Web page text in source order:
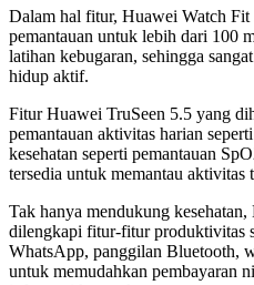
Dalam hal fitur, Huawei Watch
pemantauan untuk lebih dari 100
latihan kebugaran, sehingga
hidup aktif.
Fitur Huawei TruSeen 5.5 yang
pemantauan aktivitas harian
kesehatan seperti pemantauan
tersedia untuk memantau aktivitas
Tak hanya mendukung
dilengkapi fitur-fitur produktivitas
WhatsApp, panggilan Bluetooth,
untuk memudahkan pembayaran